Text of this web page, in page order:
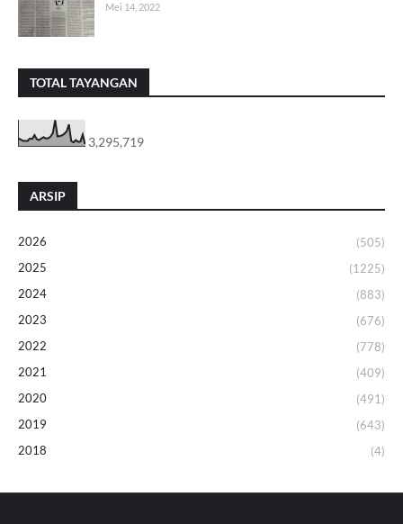
Mei 14, 2022
TOTAL TAYANGAN
3,295,719
ARSIP
2026
(505)
2025
(1225)
2024
(883)
2023
(676)
2022
(778)
2021
(409)
2020
(491)
2019
(643)
2018
(4)